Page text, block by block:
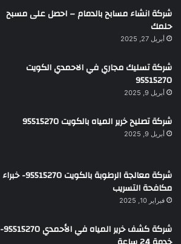
شركة انشاء مسابح بالدمام – احصل على مسبح
حلمك
أبريل 27, 2025
شركة تسليك مجاري في الاحمدي الكويت
95515270
أبريل 9, 2025
شركة تصليح خرير المياه بالكويت 95515270
أبريل 9, 2025
شركة معالجة الرطوبة بالكويت 95515270- خبراء
مكافحة التسريب
فبراير 10, 2025
شركة كشف خرير المياه في الأحمدي 95515270-